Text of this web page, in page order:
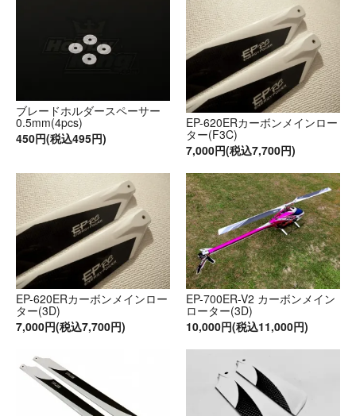
ブレードホルダースペーサー
0.5mm(4pcs)
450円(税込495円)
EP-620ERカーボンメインロー
ター(F3C)
7,000円(税込7,700円)
EP-620ERカーボンメインロー
ター(3D)
7,000円(税込7,700円)
EP-700ER-V2 カーボンメイン
ローター(3D)
10,000円(税込11,000円)